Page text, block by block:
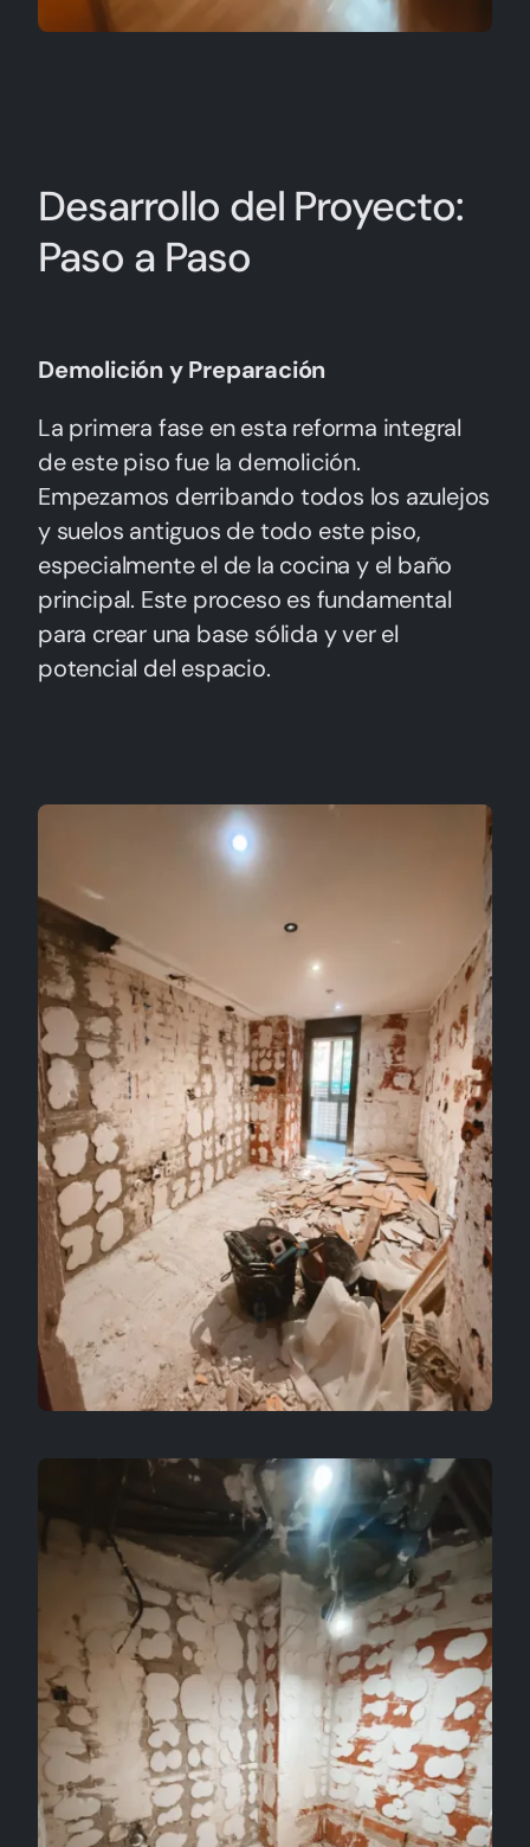
Desarrollo del Proyecto:
Paso a Paso
Demolición y Preparación
La primera fase en esta reforma integral
de este piso fue la demolición.
Empezamos derribando todos los azulejos
y suelos antiguos de todo este piso,
especialmente el de la cocina y el baño
principal. Este proceso es fundamental
para crear una base sólida y ver el
potencial del espacio.